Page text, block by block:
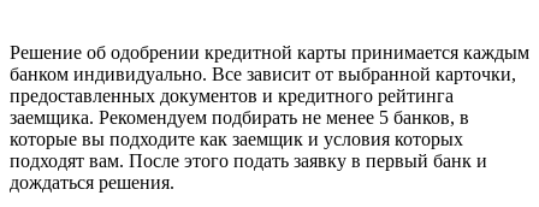
Решение об одобрении кредитной карты принимается каждым
банком индивидуально. Все зависит от выбранной карточки,
предоставленных документов и кредитного рейтинга
заемщика. Рекомендуем подбирать не менее 5 банков, в
которые вы подходите как заемщик и условия которых
подходят вам. После этого подать заявку в первый банк и
дождаться решения.